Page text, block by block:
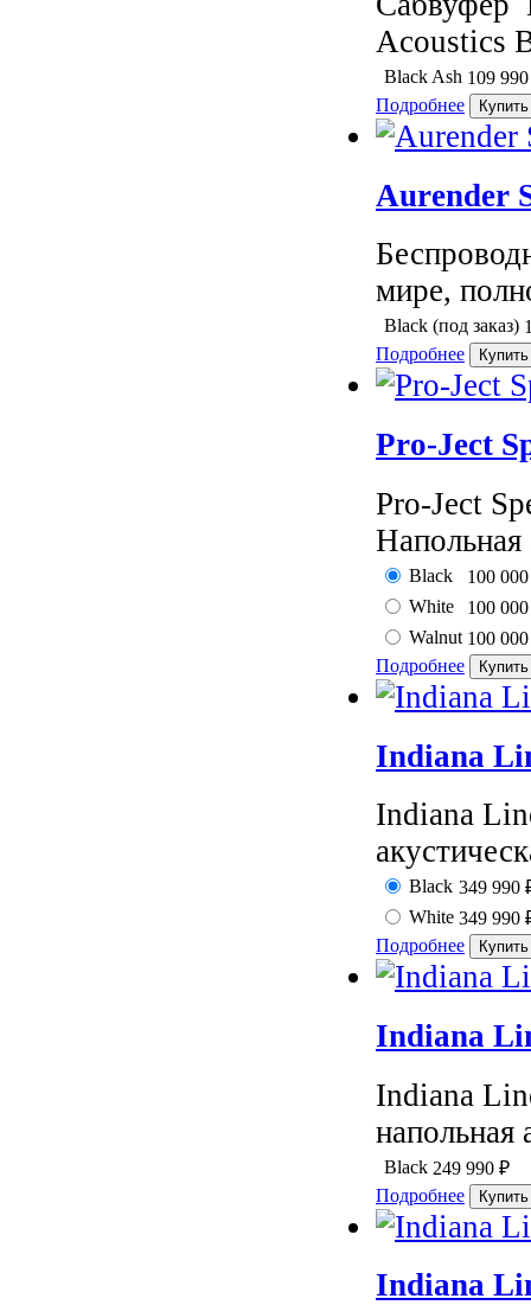
Acoustics
Black Ash 109
Подробнее
Aurender
мире,
Black (под заказ)
Подробнее
Pro-Ject
Pro-Ject
Напольная
Black
100
White
100
Walnut 100
Подробнее
Indiana
Indiana
Black 349 990
White 349 990
Подробнее
Indiana
Indiana
напольная
Black 249 990 ₽
Подробнее
Indiana